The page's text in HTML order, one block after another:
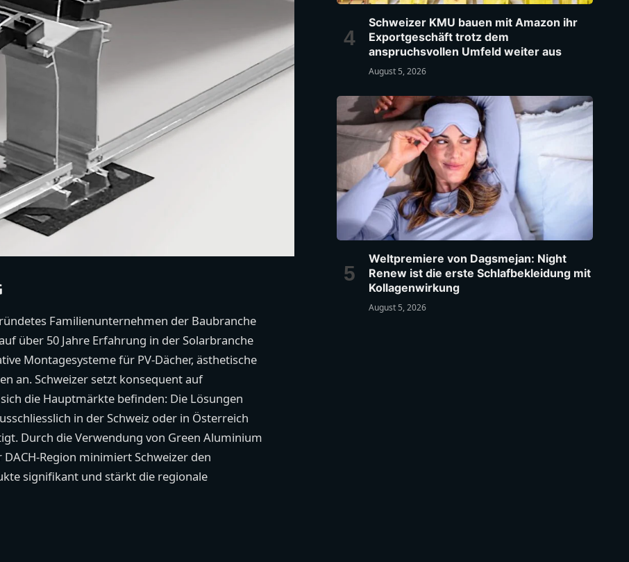
Familienunternehmen der Baubranche
über 50 Jahre Erfahrung in der Solarbranche
Montagesysteme für PV-Dächer, ästhetische
an. Schweizer setzt konsequent auf
die Hauptmärkte befinden: Die Lösungen
in der Schweiz oder in Österreich
Durch die Verwendung von Green Aluminium
Region minimiert Schweizer den
signifikant und stärkt die regionale
Schweizer KMU bauen mit Amazon ihr
Exportgeschäft trotz dem
anspruchsvollen Umfeld weiter aus
August 5, 2026
Weltpremiere von Dagsmejan: Night
Renew ist die erste Schlafbekleidung mit
Kollagenwirkung
August 5, 2026